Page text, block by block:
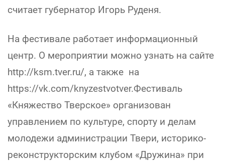
считает губернатор Игорь Руденя.
На фестивале работает информационный
центр. О мероприятии можно узнать на сайте
http://ksm.tver.ru/, а также на
https://vk.com/knyzestvotver.Фестиваль
«Княжество Тверское» организован
управлением по культуре, спорту и делам
молодежи администрации Твери, историко-
реконструкторским клубом «Дружина» при